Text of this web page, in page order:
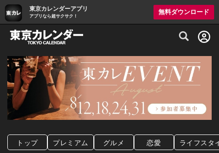
東京カレンダーアプリ
アプリなら超サクサク！
無料ダウンロード
グルメ情報・プレミアムレストラン予約
トップ プレミアム グルメ 恋愛 ライフスタ